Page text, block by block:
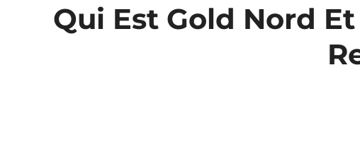
Qui Est Gold Nord